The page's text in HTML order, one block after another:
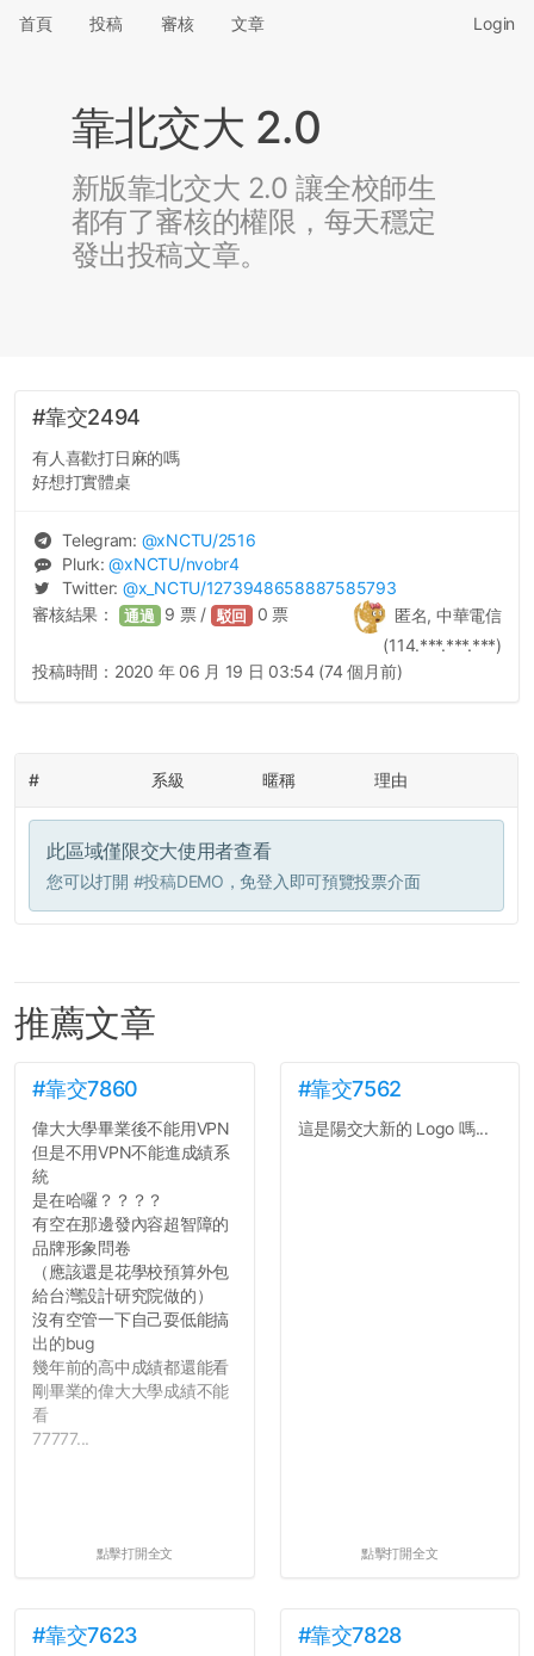
首頁 投稿 審核 文章 Login
靠北交大 2.0
新版靠北交大 2.0 讓全校師生
都有了審核的權限，每天穩定
發出投稿文章。
#靠交2494
有人喜歡打日麻的嗎
好想打實體桌
Telegram: @xNCTU/2516
Plurk:@xNCTU/nvobr4
Twitter: @x_NCTU/1273948658887585793
匿名, 中華電信
(114.***.***.***)
審核結果： 通過 9 票 / 駁回 0 票
投稿時間： 2020 年 06 月 19 日 03:54 (74 個月前)
# 系級 暱稱 理由
此區域僅限交大使用者查看
您可以打開 #投稿DEMO ，免登入即可預覽投票介面
推薦文章
#靠交7860
偉大大學畢業後不能用VPN
但是不用VPN不能進成績系
統
是在哈囉？？？？
有空在那邊發內容超智障的
品牌形象問卷
（應該還是花學校預算外包
給台灣設計研究院做的）
沒有空管一下自己耍低能搞
出的bug
幾年前的高中成績都還能看
剛畢業的偉大大學成績不能
看
77777...
點擊打開全文
#靠交7562
這是陽交大新的 Logo 嗎...
點擊打開全文
#靠交7623 #靠交7828